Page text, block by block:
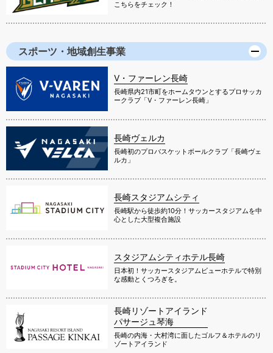
こちらをチェック！
スポーツ・地域創生事業
V・ファーレン長崎
長崎県内21市町をホームタウンとするプロサッカ
ークラブ「V・ファーレン長崎」
長崎ヴェルカ
長崎初のプロバスケットボールクラブ「長崎ヴェ
ルカ」
長崎スタジアムシティ
長崎駅から徒歩約10分！サッカースタジアムを中
心とした大型複合施設
スタジアムシティホテル長崎
日本初！サッカースタジアムビューホテルで特別
な感動とくつろぎを。
長崎リゾートアイランド
パサージュ琴海
長崎の内海・大村湾に面したゴルフ＆ホテルのリ
ゾートアイランド